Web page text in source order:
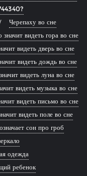
Черепаху во сне
значит видеть гора во сне
видеть дверь во сне
видеть дождь во сне
видеть луна во сне
видеть музыка во сне
видеть письмо во сне
видеть поле во сне
сон про гроб
одежда
ребенок